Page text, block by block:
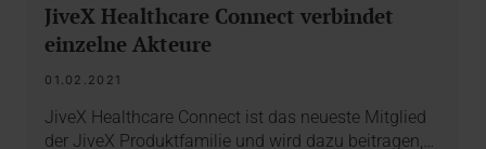
JiveX Healthcare Connect verbindet
einzelne Akteure
01.02.2021
JiveX Healthcare Connect ist das neueste Mitglied
der JiveX Produktfamilie und wird dazu beitragen,…